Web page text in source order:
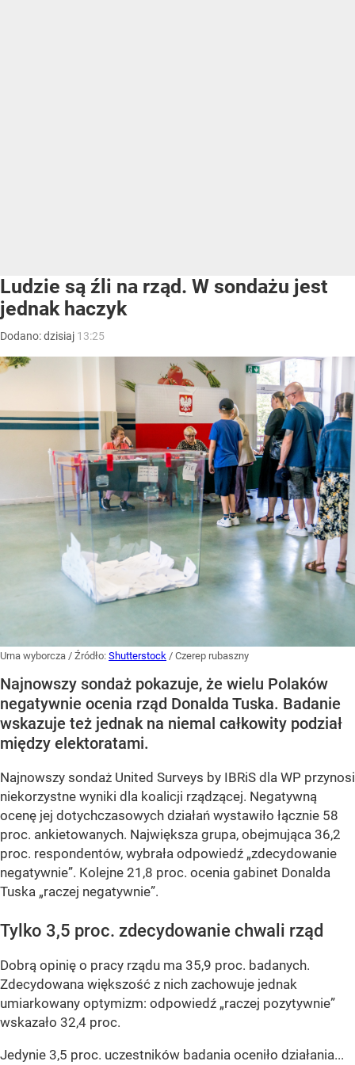
Ludzie są źli na rząd. W sondażu jest
jednak haczyk
Dodano:dzisiaj 13:25
Urna wyborcza / Źródło: Shutterstock / Czerep rubaszny
Najnowszy sondaż pokazuje, że wielu Polaków
negatywnie ocenia rząd Donalda Tuska. Badanie
wskazuje też jednak na niemal całkowity podział
między elektoratami.
Najnowszy sondaż United Surveys by IBRiS dla WP przynosi
niekorzystne wyniki dla koalicji rządzącej. Negatywną
ocenę jej dotychczasowych działań wystawiło łącznie 58
proc. ankietowanych. Największa grupa, obejmująca 36,2
proc. respondentów, wybrała odpowiedź „zdecydowanie
negatywnie”. Kolejne 21,8 proc. ocenia gabinet Donalda
Tuska „raczej negatywnie”.
Tylko 3,5 proc. zdecydowanie chwali rząd
Dobrą opinię o pracy rządu ma 35,9 proc. badanych.
Zdecydowana większość z nich zachowuje jednak
umiarkowany optymizm: odpowiedź „raczej pozytywnie”
wskazało 32,4 proc.
Jedynie 3,5 proc. uczestników badania oceniło działania...